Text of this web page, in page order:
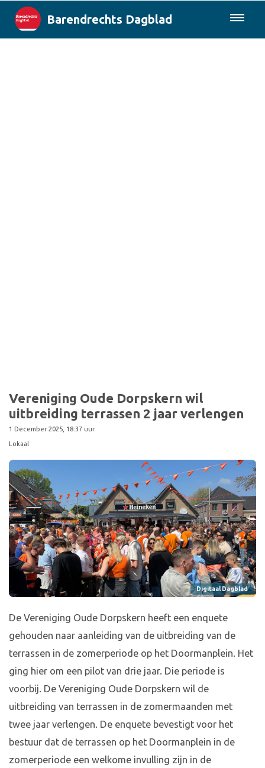
Barendrechts Dagblad
Vereniging Oude Dorpskern wil
uitbreiding terrassen 2 jaar verlengen
1 December 2025, 18:37 uur
Lokaal
Digitaal Dagblad
De Vereniging Oude Dorpskern heeft een enquete
gehouden naar aanleiding van de uitbreiding van de
terrassen in de zomerperiode op het Doormanplein. Het
ging hier om een pilot van drie jaar. Die periode is
voorbij. De Vereniging Oude Dorpskern wil de
uitbreiding van terrassen in de zomermaanden met
twee jaar verlengen. De enquete bevestigt voor het
bestuur dat de terrassen op het Doormanplein in de
zomerperiode een welkome invulling zijn in de